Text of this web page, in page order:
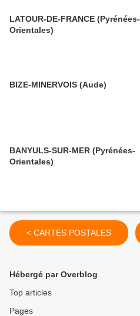
LATOUR-DE-FRANCE (Pyrénées-
Orientales)
BIZE-MINERVOIS (Aude)
BANYULS-SUR-MER (Pyrénées-
Orientales)
< CARTES POSTALES
Hébergé par Overblog
Top articles
Pages